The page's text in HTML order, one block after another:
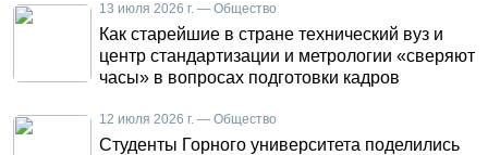
13 июля 2026 г. — Общество
Как старейшие в стране технический вуз и
центр стандартизации и метрологии «сверяют
часы» в вопросах подготовки кадров
12 июля 2026 г. — Общество
Студенты Горного университета поделились